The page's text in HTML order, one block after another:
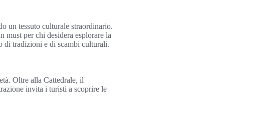
un tessuto culturale straordinario.
per chi desidera esplorare la
di tradizioni e di scambi culturali.
Oltre alla Cattedrale, il
invita i turisti a scoprire le